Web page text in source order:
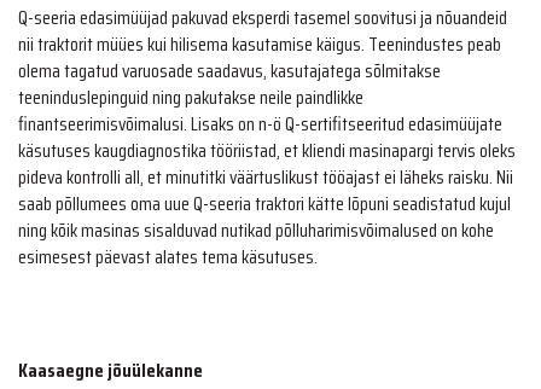
Q-seeria edasimüüjad pakuvad eksperdi tasemel soovitusi ja nõuandeid
nii traktorit müües kui hilisema kasutamise käigus. Teenindustes peab
olema tagatud varuosade saadavus, kasutajatega sõlmitakse
teeninduslepinguid ning pakutakse neile paindlikke
finantseerimisvõimalusi. Lisaks on n-ö Q-sertifitseeritud edasimüüjate
käsutuses kaugdiagnostika tööriistad, et kliendi masinapargi tervis oleks
pideva kontrolli all, et minutitki väärtuslikust tööajast ei läheks raisku. Nii
saab põllumees oma uue Q-seeria traktori kätte lõpuni seadistatud kujul
ning kõik masinas sisalduvad nutikad põlluharimisvõimalused on kohe
esimesest päevast alates tema käsutuses.
Kaasaegne jõuülekanne